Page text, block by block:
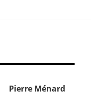
Pierre Ménard